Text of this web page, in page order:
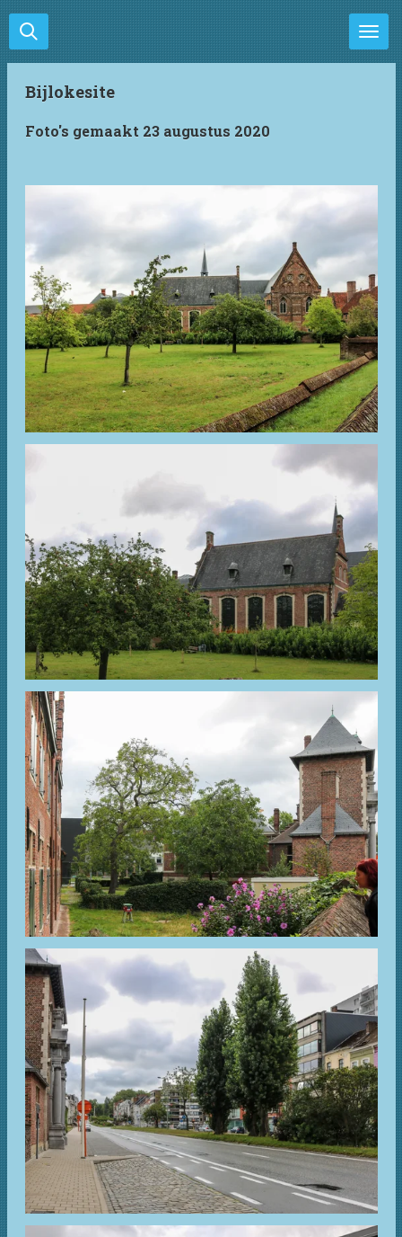
Ga
direct
naar
hoofdinhoud
Bijlokesite
Foto's gemaakt 23 augustus 2020